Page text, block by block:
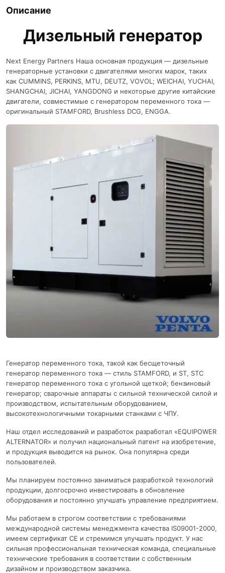
Описание
Дизельный генератор
Next Energy Partners Наша основная продукция — дизельные
генераторные установки с двигателями многих марок, таких
как CUMMINS, PERKINS, MTU, DEUTZ, VOVOL; WEICHAI, YUCHAI,
SHANGCHAI, JICHAI, YANGDONG и некоторые другие китайские
двигатели, совместимые с генератором переменного тока —
оригинальный STAMFORD, Brushless DCG, ENGGA.
Генератор переменного тока, такой как бесщеточный
генератор переменного тока — стиль STAMFORD, и ST, STC
генератор переменного тока с угольной щеткой; бензиновый
генератор; сварочные аппараты с сильной технической силой и
производством, испытательным оборудованием,
высокотехнологичными токарными станками с ЧПУ.
Наш отдел исследований и разработок разработал «EQUIPOWER
ALTERNATOR» и получил национальный патент на изобретение,
и продукция выводится на рынок. Она популярна среди
пользователей.
Мы планируем постоянно заниматься разработкой технологий
продукции, долгосрочно инвестировать в обновление
оборудования и постоянно улучшать управление предприятием.
Мы работаем в строгом соответствии с требованиями
международной системы менеджмента качества IS09001-2000,
имеем сертификат CE и стремимся улучшать продукт. У нас
сильная профессиональная техническая команда, специальные
технические требования в соответствии с собственным
дизайном и производством заказчика.